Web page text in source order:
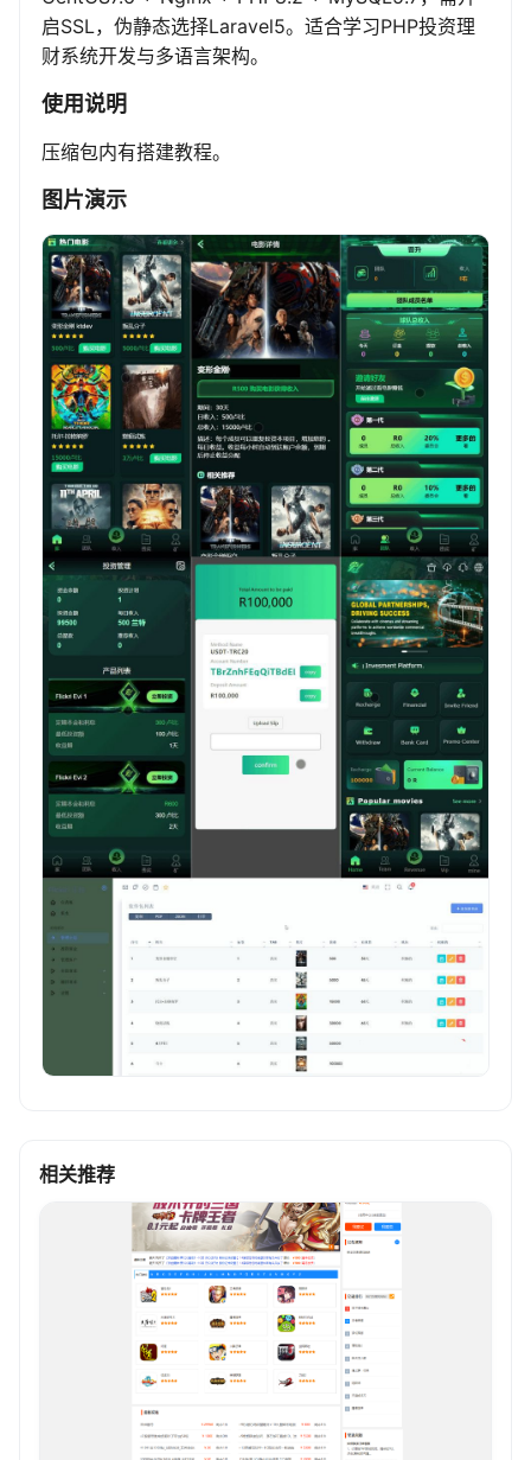
启SSL，伪静态选择Laravel5。适合学习PHP投资理
财系统开发与多语言架构。
使用说明
压缩包内有搭建教程。
图片演示
相关推荐